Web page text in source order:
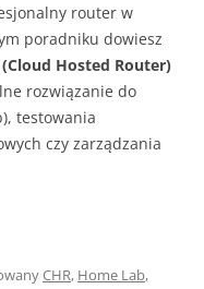
router w
poradniku dowiesz
Hosted Router)
rozwiązanie do
testowania
czy zarządzania
CHR, Home Lab,